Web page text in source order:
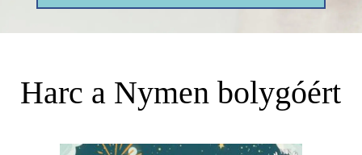
Harc a Nymen bolygóért